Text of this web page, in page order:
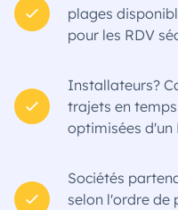
plages
pour les RDV
Installateurs?
trajets en
optimisées d'un
Sociétés
selon l'ordre de